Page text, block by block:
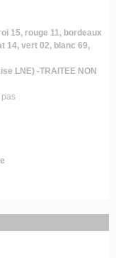
15, rouge 11, bordeaux
14, vert 02, blanc 69,
LNE) -TRAITEE NON
pas